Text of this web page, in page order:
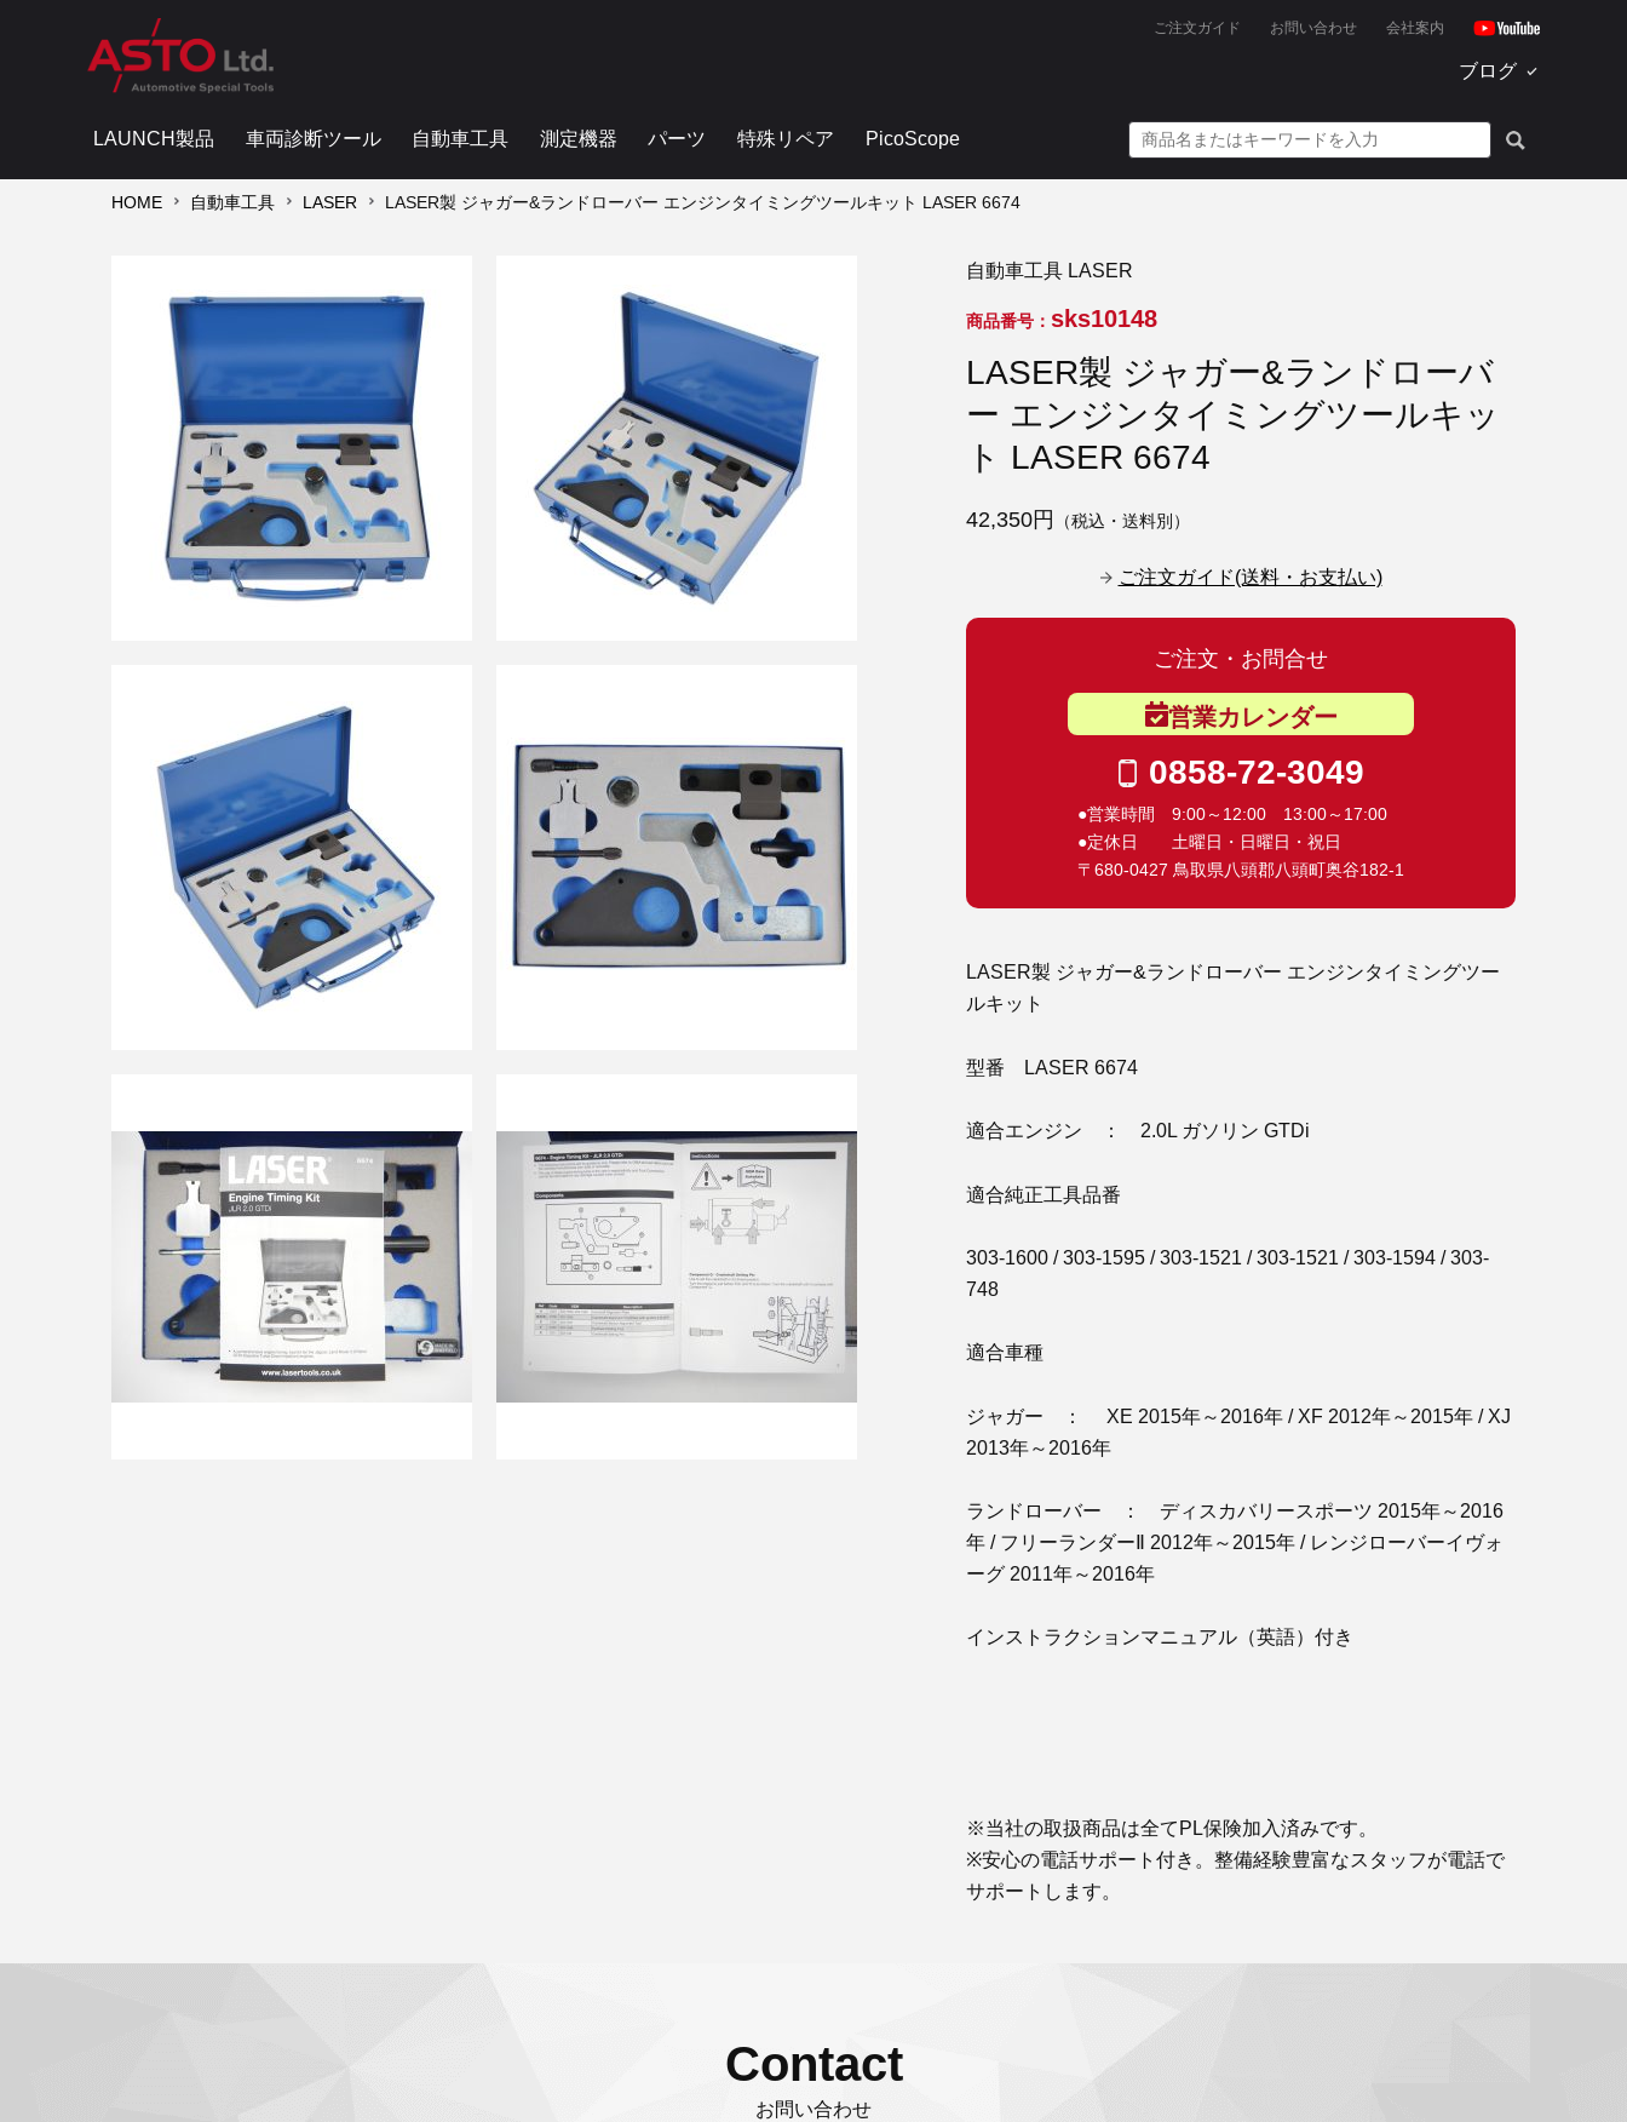
ご注文ガイド お問い合わせ 会社案内
ブログ
LAUNCH製品 車両診断ツール 自動車工具 測定機器 パーツ 特殊リペア PicoScope
HOME 自動車工具 LASER LASER製 ジャガー&ランドローバー エンジンタイミングツールキット LASER 6674
自動車工具 LASER
商品番号： sks10148
LASER製 ジャガー&ランドローバ
ー エンジンタイミングツールキッ
ト LASER 6674
42,350円 （税込・送料別）
ご注文ガイド(送料・お支払い)
ご注文・お問合せ
営業カレンダー
0858-72-3049
●営業時間 9:00～12:00 13:00～17:00
●定休日 土曜日・日曜日・祝日
〒680-0427 鳥取県八頭郡八頭町奥谷182-1
LASER製 ジャガー&ランドローバー エンジンタイミングツー
ルキット
型番 LASER 6674
適合エンジン ： 2.0L ガソリン GTDi
適合純正工具品番
303-1600 / 303-1595 / 303-1521 / 303-1521 / 303-1594 / 303-
748
適合車種
ジャガー ： XE 2015年～2016年 / XF 2012年～2015年 / XJ
2013年～2016年
ランドローバー ： ディスカバリースポーツ 2015年～2016
年 / フリーランダーⅡ 2012年～2015年 / レンジローバーイヴォ
ーグ 2011年～2016年
インストラクションマニュアル（英語）付き
※当社の取扱商品は全てPL保険加入済みです。
※安心の電話サポート付き。整備経験豊富なスタッフが電話で
サポートします。
Contact
お問い合わせ